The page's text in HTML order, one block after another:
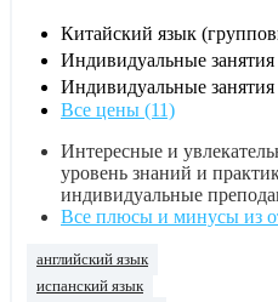
Китайский язык
Индивидуальные
Индивидуальные
Все цены (11)
Интересные и
уровень знаний и
индивидуальные
Все плюсы и минусы из
английский язык
испанский язык